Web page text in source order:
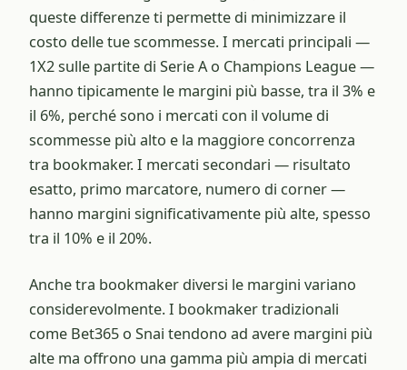
queste differenze ti permette di minimizzare il
costo delle tue scommesse. I mercati principali —
1X2 sulle partite di Serie A o Champions League —
hanno tipicamente le margini più basse, tra il 3% e
il 6%, perché sono i mercati con il volume di
scommesse più alto e la maggiore concorrenza
tra bookmaker. I mercati secondari — risultato
esatto, primo marcatore, numero di corner —
hanno margini significativamente più alte, spesso
tra il 10% e il 20%.
Anche tra bookmaker diversi le margini variano
considerevolmente. I bookmaker tradizionali
come Bet365 o Snai tendono ad avere margini più
alte ma offrono una gamma più ampia di mercati